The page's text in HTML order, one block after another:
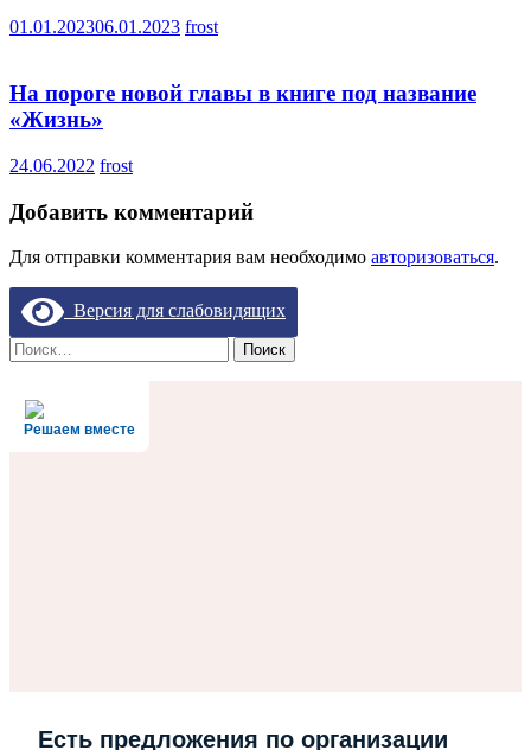
01.01.202306.01.2023 frost
На пороге новой главы в книге под название
«Жизнь»
24.06.2022 frost
Добавить комментарий
Для отправки комментария вам необходимо авторизоваться.
Версия для слабовидящих
Найти:
Решаем вместе
Есть предложения по организации